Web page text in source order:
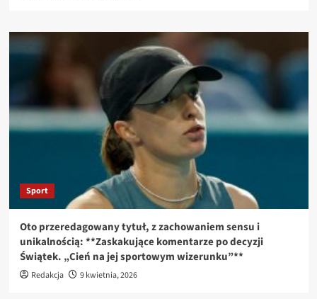
Sport
Oto przeredagowany tytuł, z zachowaniem sensu i
unikalnością: **Zaskakujące komentarze po decyzji
Świątek. „Cień na jej sportowym wizerunku”**
Redakcja 9 kwietnia, 2026